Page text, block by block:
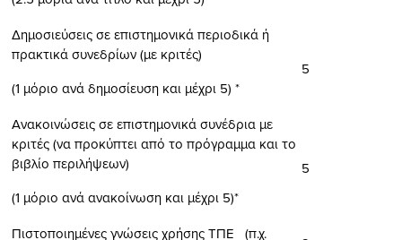
Δημοσιεύσεις σε επιστημονικά περιοδικά ή
πρακτικά συνεδρίων (με κριτές)
(1 μόριο ανά δημοσίευση και μέχρι 5) *
5
Ανακοινώσεις σε επιστημονικά συνέδρια με
κριτές (να προκύπτει από το πρόγραμμα και το
βιβλίο περιλήψεων)
(1 μόριο ανά ανακοίνωση και μέχρι 5)*
5
Πιστοποιημένες γνώσεις χρήσης ΤΠΕ (π.χ.